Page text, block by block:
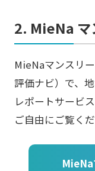
2. MieNa マ
MieNaマンスリ
評価ナビ）で、
レポートサービス
ご自由にご覧くだ